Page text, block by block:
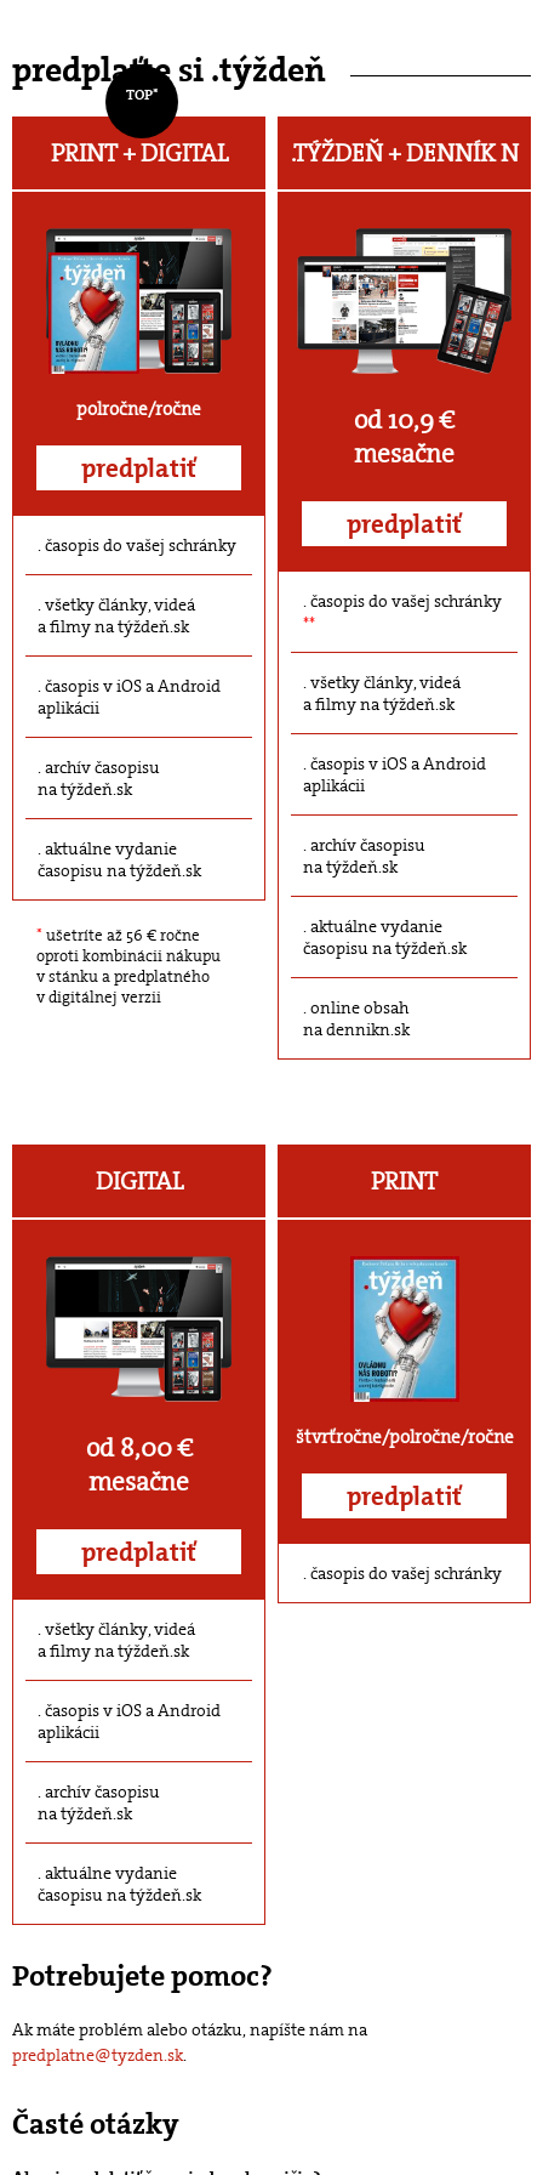
predplaťte si .týždeň
TOP*
PRINT + DIGITAL
polročne/ročne
predplatiť
časopis do vašej schránky
všetky články, videá
a filmy na týždeň.sk
časopis v iOS a Android
aplikácii
archív časopisu
na týždeň.sk
aktuálne vydanie
časopisu na týždeň.sk
* ušetríte až 56 € ročne
oproti kombinácii nákupu
v stánku a predplatného
v digitálnej verzii
.TÝŽDEŇ +DENNÍK N
od 10,9 €
mesačne
predplatiť
časopis do vašej schránky
**
všetky články, videá
a filmy na týždeň.sk
časopis v iOS a Android
aplikácii
archív časopisu
na týždeň.sk
aktuálne vydanie
časopisu na týždeň.sk
online obsah
na dennikn.sk
DIGITAL
od 8,00 €
mesačne
predplatiť
všetky články, videá
a filmy na týždeň.sk
časopis v iOS a Android
aplikácii
archív časopisu
na týždeň.sk
aktuálne vydanie
časopisu na týždeň.sk
PRINT
štvrťročne/polročne/ročne
predplatiť
časopis do vašej schránky
Potrebujete pomoc?
Ak máte problém alebo otázku, napíšte nám na
predplatne@tyzden.sk.
Časté otázky